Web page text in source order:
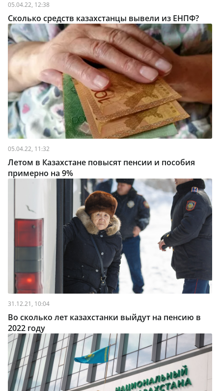
05.04.22, 12:38
Сколько средств казахстанцы вывели из ЕНПФ?
05.04.22, 11:32
Летом в Казахстане повысят пенсии и пособия
примерно на 9%
31.12.21, 10:04
Во сколько лет казахстанки выйдут на пенсию в
2022 году